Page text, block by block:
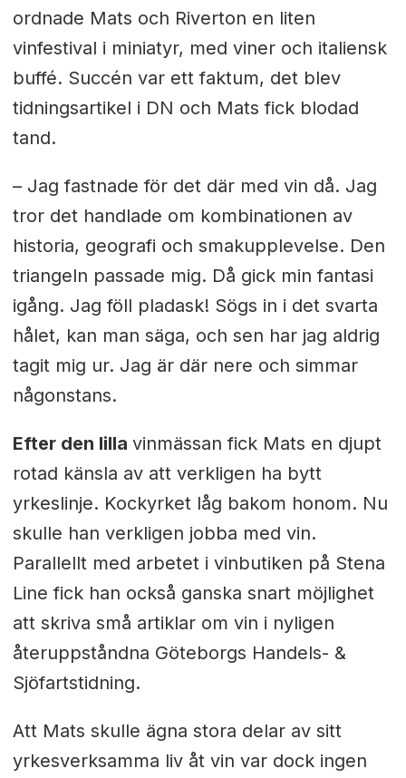
ordnade Mats och Riverton en liten
vinfestival i miniatyr, med viner och italiensk
buffé. Succén var ett faktum, det blev
tidningsartikel i DN och Mats fick blodad
tand.
– Jag fastnade för det där med vin då. Jag
tror det handlade om kombinationen av
historia, geografi och smakupplevelse. Den
triangeln passade mig. Då gick min fantasi
igång. Jag föll pladask! Sögs in i det svarta
hålet, kan man säga, och sen har jag aldrig
tagit mig ur. Jag är där nere och simmar
någonstans.
Efter den lilla vinmässan fick Mats en djupt
rotad känsla av att verkligen ha bytt
yrkeslinje. Kockyrket låg bakom honom. Nu
skulle han verkligen jobba med vin.
Parallellt med arbetet i vinbutiken på Stena
Line fick han också ganska snart möjlighet
att skriva små artiklar om vin i nyligen
återuppståndna Göteborgs Handels- &
Sjöfartstidning.
Att Mats skulle ägna stora delar av sitt
yrkesverksamma liv åt vin var dock ingen